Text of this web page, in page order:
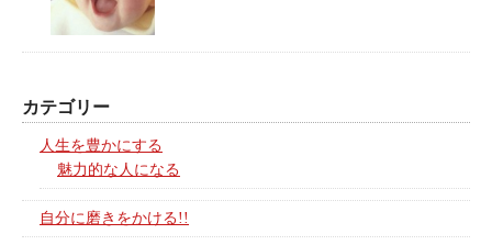
カテゴリー
人生を豊かにする
魅力的な人になる
自分に磨きをかける!!